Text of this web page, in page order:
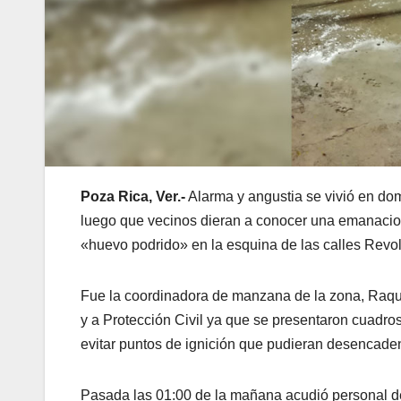
Poza Rica, Ver.-Alarma y angustia se vivió en
luego que vecinos dieran a conocer una
«huevo podrido» en la esquina de las calles
Fue la coordinadora de manzana de la zona,
y a Protección Civil ya que se presentaron
evitar puntos de ignición que pudieran
Pasada las 01:00 de la mañana acudió personal